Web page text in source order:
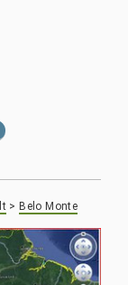
> Belo Monte